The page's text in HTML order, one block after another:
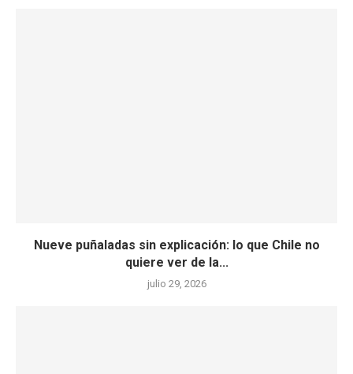
Nueve puñaladas sin explicación: lo que Chile no
quiere ver de la...
julio 29, 2026